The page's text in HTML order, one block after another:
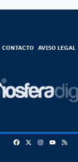
CONTACTO AVISO LEGAL
FacebookInstagram